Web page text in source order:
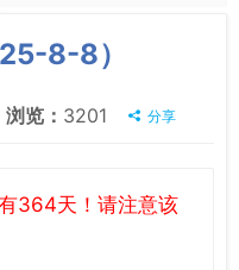
8-8）
浏览： 3201 分享
364天！请注意该